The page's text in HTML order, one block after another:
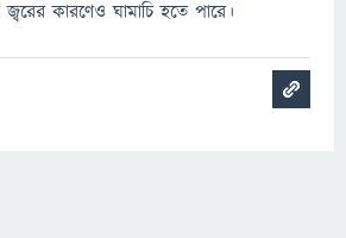
কারণেও ঘামাচি হতে পারে।